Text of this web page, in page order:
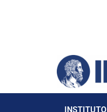
INSTITUTO